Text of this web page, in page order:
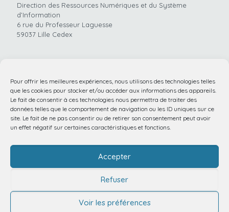
Pour offrir les meilleures expériences, nous utilisons des technologies telles
que les cookies pour stocker et/ou accéder aux informations des appareils.
Le fait de consentir à ces technologies nous permettra de traiter des
données telles que le comportement de navigation ou les ID uniques sur ce
site. Le fait de ne pas consentir ou de retirer son consentement peut avoir
un effet négatif sur certaines caractéristiques et fonctions.
Accepter
Refuser
Voir les préférences
Direction des Ressources Numériques et du Système
d’Information
6 rue du Professeur Laguesse
59037 Lille Cedex
Téléphone
03.20.44.59.62
© 2025 Service Communication CHU LILLE |